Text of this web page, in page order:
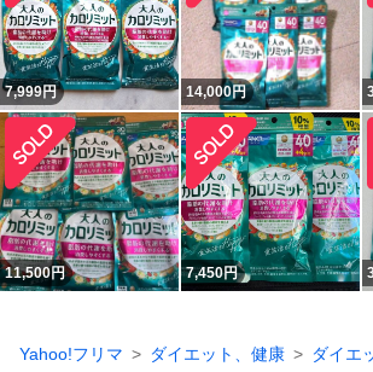
7,999円 14,000円
11,500円 7,450円
Yahoo!フリマ ダイエット、健康
ダイエ